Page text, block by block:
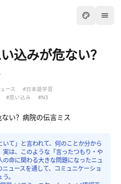
込みが危ない？
ース
#日本語学習
#思い込み #N3
て」と言われて、何のことか分から
実は、このような「言ったつもり・や
の命に関わる大きな問題になったニュ
ュースを通して、コミュニケーショ
。